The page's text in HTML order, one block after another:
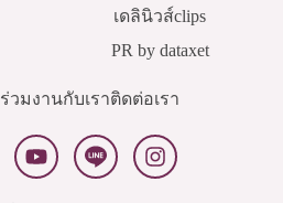
เดลินิวส์clips
PR by dataxet
ร่วมงานกับเราติดต่อเรา